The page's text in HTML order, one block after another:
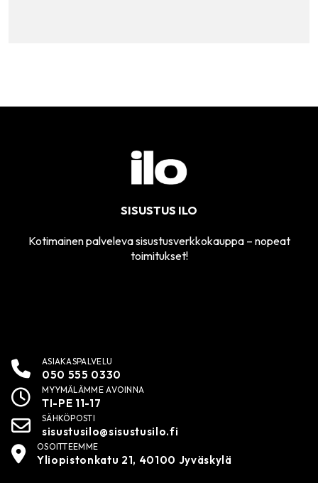
SISUSTUS ILO
Kotimainen palveleva sisustusverkkokauppa – nopeat
toimitukset!
ASIAKASPALVELU
050 555 0330
MYYMÄLÄMME AVOINNA
TI-PE 11-17
SÄHKÖPOSTI
sisustusilo@sisustusilo.fi
OSOITTEEMME
Yliopistonkatu 21, 40100 Jyväskylä